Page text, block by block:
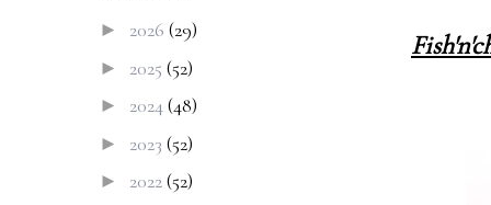
► 2026 (29)
► 2025 (52)
► 2024(48)
► 2023 (52)
► 2022(52)